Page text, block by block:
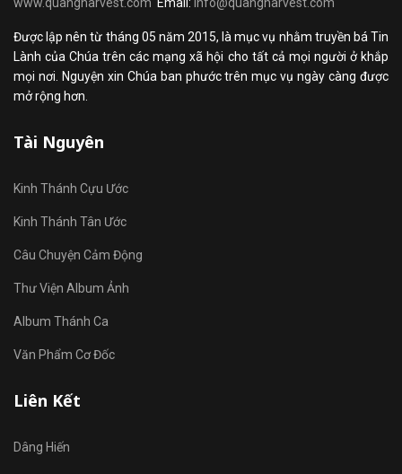
Được lập nên từ tháng 05 năm 2015, là mục vụ nhằm truyền bá Tin
Lành của Chúa trên các mạng xã hội cho tất cả mọi người ở khắp
mọi nơi. Nguyện xin Chúa ban phước trên mục vụ ngày càng được
mở rộng hơn.
Tài Nguyên
Kinh Thánh Cựu Ước
Kinh Thánh Tân Ước
Câu Chuyện Cảm Động
Thư Viện Album Ảnh
Album Thánh Ca
Văn Phẩm Cơ Đốc
Liên Kết
Dâng Hiến